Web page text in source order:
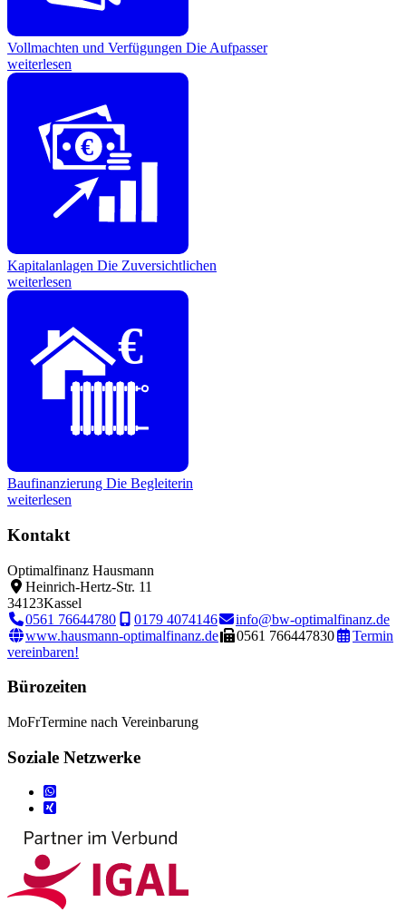
Vollmachten und Verfügungen Die Aufpasser
weiterlesen
€
Kapitalanlagen Die Zuversichtlichen
weiterlesen
€
Baufinanzierung Die Begleiterin
weiterlesen
Kontakt
Optimalfinanz Hausmann
Heinrich-Hertz-Str. 11
34123Kassel
0561 76644780
0179 4074146
info@bw-optimalfinanz.de
www.hausmann-optimalfinanz.de
0561 766447830
Termin
vereinbaren!
Bürozeiten
MoFrTermine nach Vereinbarung
Soziale Netzwerke